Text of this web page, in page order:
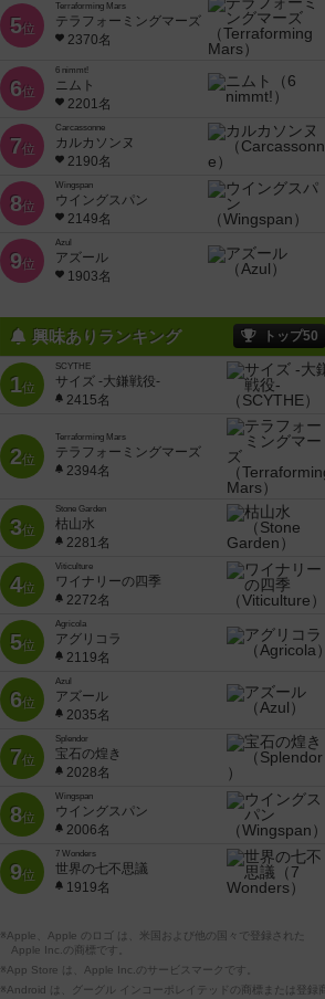
5位
Terraforming Mars
テラフォーミングマーズ
2370名
6位
6 nimmt!
ニムト
2201名
7位
Carcassonne
カルカソンヌ
2190名
8位
Wingspan
ウイングスパン
2149名
9位
Azul
アズール
1903名
興味ありランキング トップ50
1位
SCYTHE
サイズ -大鎌戦役-
2415名
2位
Terraforming Mars
テラフォーミングマーズ
2394名
3位
Stone Garden
枯山水
2281名
4位
Viticulture
ワイナリーの四季
2272名
5位
Agricola
アグリコラ
2119名
6位
Azul
アズール
2035名
7位
Splendor
宝石の煌き
2028名
8位
Wingspan
ウイングスパン
2006名
9位
7 Wonders
世界の七不思議
1919名
※Apple、Apple のロゴ は、米国および他の国々で登録された
Apple Inc.の商標です。
※App Store は、Apple Inc.のサービスマークです。
※Android は、グーグル インコーポレイテッドの商標または登録商